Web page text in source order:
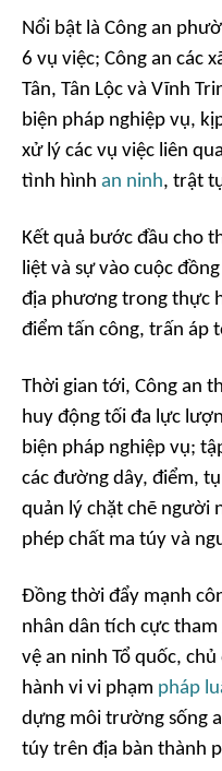
Nổi bật là Công an
6 vụ việc; Công an các
Tân, Tân Lộc và Vĩnh
biện pháp nghiệp vụ,
xử lý các vụ việc liên
tình hình an ninh, trật
Kết quả bước đầu cho
liệt và sự vào cuộc
địa phương trong thực
điểm tấn công, trấn áp
Thời gian tới, Công an
huy động tối đa lực
biện pháp nghiệp vụ;
các đường dây, điểm,
quản lý chặt chẽ người
phép chất ma túy và
Đồng thời đẩy mạnh
nhân dân tích cực
vệ an ninh Tổ quốc,
hành vi vi phạm pháp
dựng môi trường sống
túy trên địa bàn thành